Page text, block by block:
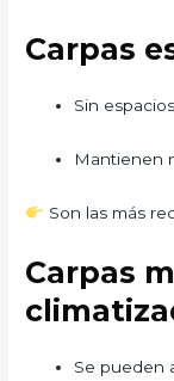
Carpas
Sin
Mantienen
Son las más
Carpas
Se pueden